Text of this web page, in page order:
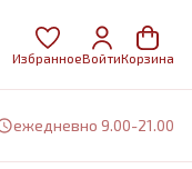
ИзбранноеВойтиКорзина
ежедневно 9.00-21.00